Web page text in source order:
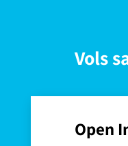
Vols
Open